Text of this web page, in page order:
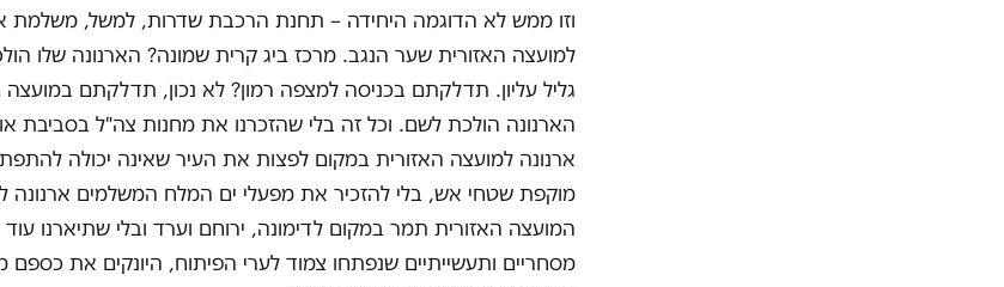
וזו ממש לא הדוגמה היחידה – תחנת הרכבת שדרות, למשל, משלמת
למועצה האזורית שער הנגב. מרכז ביג קרית שמונה? הארנונה שלו
גליל עליון. תדלקתם בכניסה למצפה רמון? לא נכון, תדלקתם
הארנונה הולכת לשם. וכל זה בלי שהזכרנו את מחנות צה"ל בסביבת
ארנונה למועצה האזורית במקום לפצות את העיר שאינה יכולה
מוקפת שטחי אש, בלי להזכיר את מפעלי ים המלח המשלמים ארנונה
המועצה האזורית תמר במקום לדימונה, ירוחם וערד ובלי שתיארנו
מסחריים ותעשייתיים שנפתחו צמוד לערי הפיתוח, היונקים את